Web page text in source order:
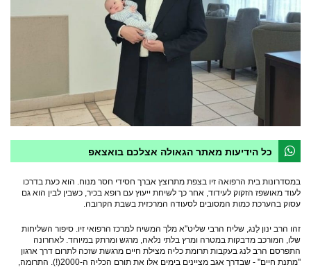
כל הידיעות מאתר הגאולה אצלכם בואצאפ
במסדרונות בית הרפואה זיו בצפת מתרוצץ אברך חסידי חסר מנוח. הוא כעת בדרכו
לעוד מאושפז הזקוק לעידוד, אחר כך לשיחת ייעוץ עם רופא בכיר, כשבין לבין הוא גם
עסוק בהערכת כמות המסובים לסעודה המרכזית בשבת הקרובה.
זהו הרב ינון לַנג, שליח הרבי שליט"א מלך המשיח למרכז הרפואי זיו. סיפור השליחות
שלו, המורכב מדבקות במטרה ומרץ בלתי נלאה, מרגש ומרתק במיוחד. לאחרונה
התפרסם הרב לנג בעקבות תרומת כליה מצילת חיים מרגשת שזכה לתרום דרך ארגון
"מתנת חיים" - שבדרך אגב מציינים בימים אלו את תורם הכליה ה-2000(!). התרומה,